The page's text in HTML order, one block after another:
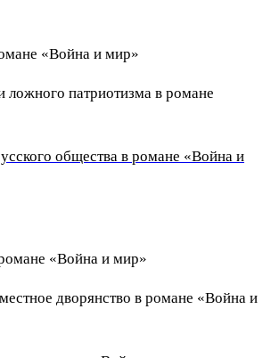
«Война и мир»
ложного патриотизма в романе
общества в романе «Война и
«Война и мир»
дворянство в романе «Война и